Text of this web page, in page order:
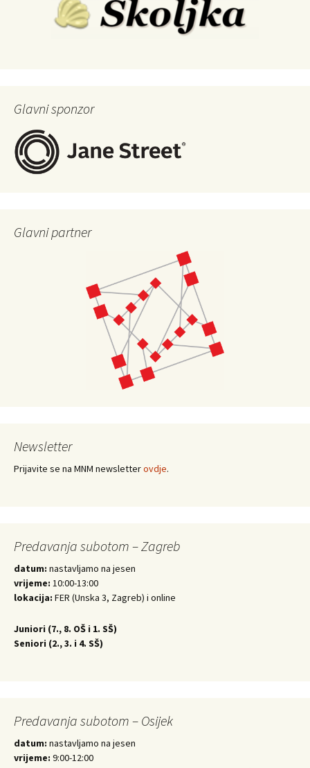
Glavni sponzor
Glavni partner
Newsletter
Prijavite se na MNM newsletterovdje.
Predavanja subotom – Zagreb
datum: nastavljamo na jesen
vrijeme: 10:00-13:00
lokacija: FER (Unska 3, Zagreb) i online
Juniori (7., 8. OŠ i 1. SŠ)
Seniori (2., 3. i 4. SŠ)
Predavanja subotom – Osijek
datum: nastavljamo na jesen
vrijeme: 9:00-12:00